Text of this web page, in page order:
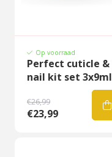
Op voorraad
Perfect cuticle &
nail kit set 3x9ml
€26,99
€23,99